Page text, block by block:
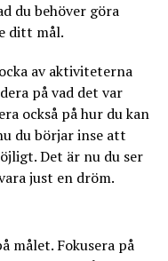
du behöver göra
ditt mål.
av aktiviteterna
på vad det var
också på hur du kan
du börjar inse att
Det är nu du ser
just en dröm.
målet. Fokusera på